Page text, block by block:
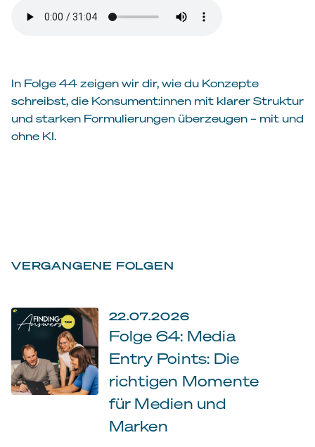
In Folge 44 zeigen wir dir, wie du Konzepte
schreibst, die Konsument:innen mit klarer Struktur
und starken Formulierungen überzeugen – mit und
ohne KI.
VERGANGENE FOLGEN
22.07.2026
Folge 64: Media
Entry Points: Die
richtigen Momente
für Medien und
Marken